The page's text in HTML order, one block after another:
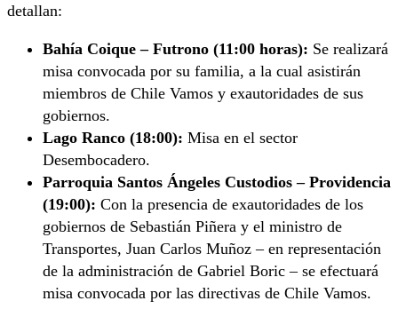
detallan:
Bahía Coique – Futrono (11:00 horas): Se realizará
misa convocada por su familia, a la cual asistirán
miembros de Chile Vamos y exautoridades de sus
gobiernos.
Lago Ranco (18:00): Misa en el sector
Desembocadero.
Parroquia Santos Ángeles Custodios – Providencia
(19:00): Con la presencia de exautoridades de los
gobiernos de Sebastián Piñera y el ministro de
Transportes, Juan Carlos Muñoz – en representación
de la administración de Gabriel Boric – se efectuará
misa convocada por las directivas de Chile Vamos.